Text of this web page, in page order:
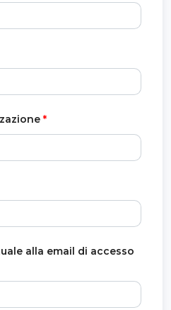
*
alla email di accesso